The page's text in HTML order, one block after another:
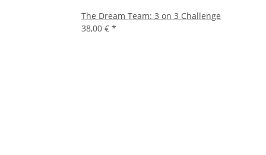
The Dream Team: 3 on 3 Challenge
38,00 € *